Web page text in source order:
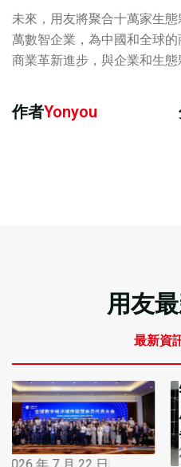
未來，用友將聚合十萬家生
萬數智企業，為中國和全球
商業革新進步，與企業和生態
作者Yonyou
用友
最新資